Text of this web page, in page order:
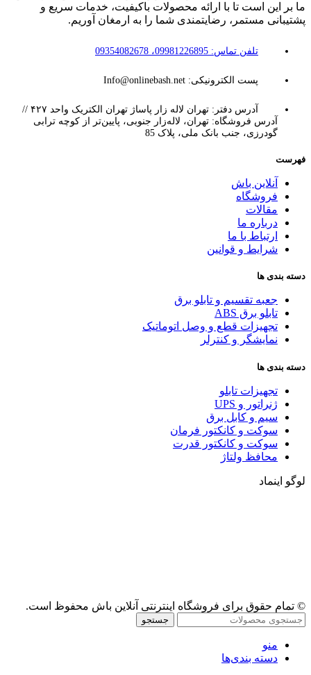
ما بر این است تا با ارائه محصولات باکیفیت، خدمات سریع و
پشتیبانی مستمر، رضایتمندی شما را به ارمغان آوریم.
تلفن تماس: 09981226895، 09354082678
پست الکترونیکی: Info@onlinebash.net
آدرس دفتر: تهران لاله زار پاساژ تهران الکتریک واحد ۴۲۷ //
آدرس فروشگاه: تهران، لاله‌زار جنوبی، پایین‌تر از کوچه ترابی
گودرزی، جنب بانک ملی، پلاک 85
فهرست
آنلاین باش
فروشگاه
مقالات
درباره ما
ارتباط با ما
شرایط و قوانین
دسته بندی ها
جعبه تقسیم و تابلو برق
تابلو برق ABS
تجهیزات قطع و وصل اتوماتیک
نمایشگر و کنترلر
دسته بندی ها
تجهیزات تابلو
ژنراتور و UPS
سیم و کابل برق
سوکت و کانکتور فرمان
سوکت و کانکتور قدرت
محافظ ولتاژ
لوگو اینماد
© تمام حقوق برای فروشگاه اینترنتی آنلاین باش محفوظ است.
جستجو
منو
دسته بندی‌ها